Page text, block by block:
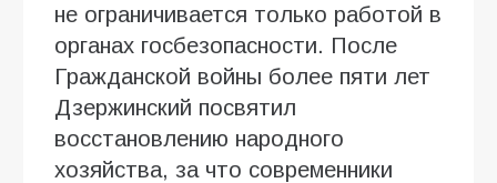
не ограничивается только работой в
органах госбезопасности. После
Гражданской войны более пяти лет
Дзержинский посвятил
восстановлению народного
хозяйства, за что современники